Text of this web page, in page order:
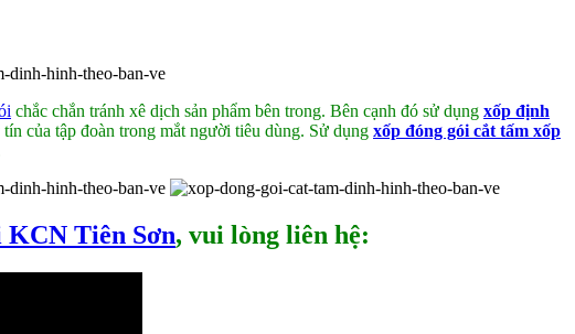
chắc chắn tránh xê dịch sản phẩm bên trong. Bên cạnh đó sử dụng xốp định
của tập đoàn trong mắt người tiêu dùng. Sử dụng xốp đóng gói cắt tấm xốp
KCN Tiên Sơn, vui lòng liên hệ: